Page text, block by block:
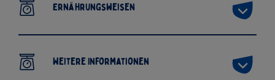
Ernährungsweisen
Weitere Informationen